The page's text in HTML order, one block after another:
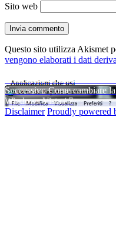
Sito web
Questo sito utilizza Akismet
vengono elaborati i dati
Navigazione
articoli
Precedente Articolo
precedente:
Come rimuovere
SuccessivoArticolo
successivo:
Come cambiare
Windows Vista / 7
Disclaimer Proudly powered